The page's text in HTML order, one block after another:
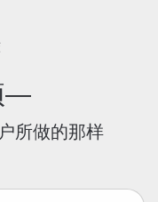
—
所做的那样